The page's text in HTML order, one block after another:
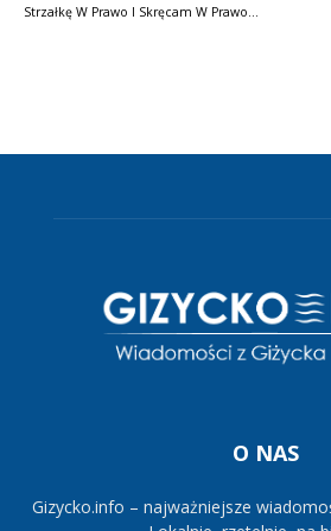
Strzałkę W Prawo I Skręcam W Prawo…
O NAS
Gizycko.info – najważniejsze